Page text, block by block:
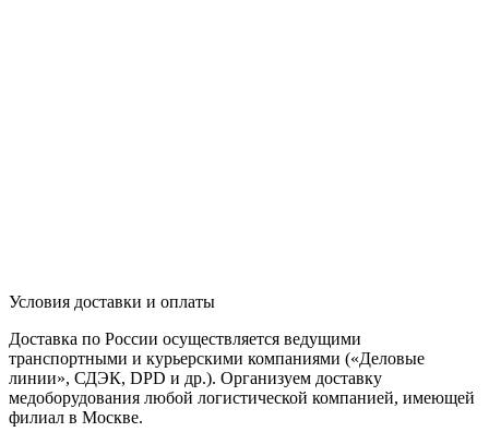
Условия доставки и оплаты
Доставка по России осуществляется ведущими
транспортными и курьерскими компаниями («Деловые
линии», СДЭК, DPD и др.). Организуем доставку
медоборудования любой логистической компанией, имеющей
филиал в Москве.